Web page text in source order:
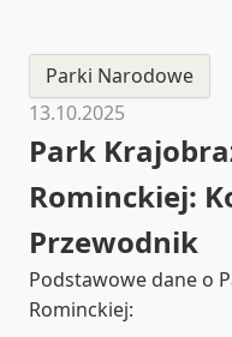
Parki Narodowe
13.10.2025
Park
Rominckiej:
Przewodnik
Podstawowe dane o
Rominckiej: